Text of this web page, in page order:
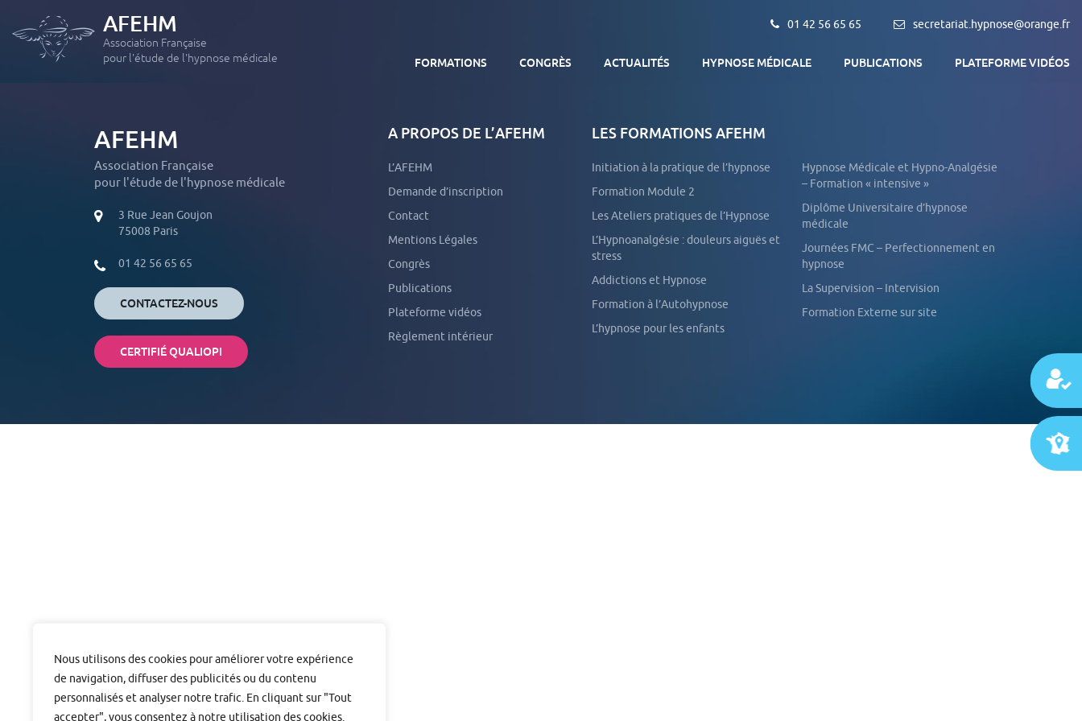
Nous utilisons des cookies pour améliorer votre expérience
de navigation, diffuser des publicités ou du contenu
personnalisés et analyser notre trafic. En cliquant sur "Tout
accepter", vous consentez à notre utilisation des cookies.
01 42 56 65 65 secretariat.hypnose@orange.fr
AFEHM
Association Française
pour l'étude de l'hypnose médicale
FORMATIONS
FORMATION INITIALE
Module 1 : Initiation à la pratique de l’hypnose
Module 2 : Les applications thérapeutiques de l’Hypnose
« intensive »
Module 4 : Hypnose et douleurs : de l’aiguë et du chronique
Module 5 : Phobies, Anxiété, Dépression, Etat de stress post-
traumatique
Module 6 : Les addictions
DIPLÔME UNIVERSITAIRE D’HYPNOSE MÉDICALE
FORMATIONS EXTERNES SUR SITE
TOUTES NOS FORMATIONS
CONGRÈS ACTUALITÉS HYPNOSE MÉDICALE
Objectif de la formation
PUBLICATIONS PLATEFORME VIDÉOS
AFEHM
Association Française
pour l'étude de l'hypnose médicale
3 Rue Jean Goujon
75008 Paris
01 42 56 65 65
CONTACTEZ-NOUS
CERTIFIÉ QUALIOPI
A PROPOS DE L’AFEHM
L’AFEHM
Demande d’inscription
Contact
Mentions Légales
Congrès
Publications
Plateforme vidéos
Règlement intérieur
LES FORMATIONS AFEHM
Initiation à la pratique de l’hypnose
Formation Module 2
Les Ateliers pratiques de l’Hypnose
L’Hypnoanalgésie : douleurs aiguës et
stress
Addictions et Hypnose
Formation à l’Autohypnose
L’hypnose pour les enfants
Hypnose Médicale et Hypno-Analgésie
– Formation « intensive »
Diplôme Universitaire d’hypnose
médicale
Journées FMC – Perfectionnement en
hypnose
La Supervision – Intervision
Formation Externe sur site